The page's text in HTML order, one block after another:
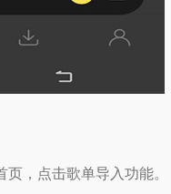
页，点击歌单导入功能。